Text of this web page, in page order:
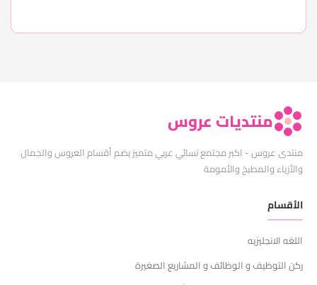
منتديات عروس
منتدى عروس - اكبر مجتمع نسائي عربي متميز يضم أقسام العروس والجمال
والأزياء والمطبخ والأمومة
الأقسام
اللغه الانجليزيه
ركن التوظيف و الوظائف و المشاريع الصغيرة